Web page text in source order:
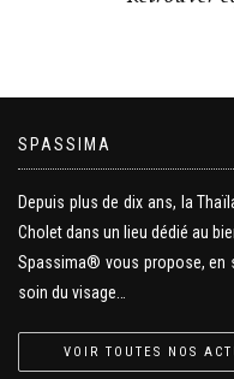
SPASSIMA
Depuis plus de dix ans, la
Cholet dans un lieu dédié au
Spassima® vous propose, en
soin du visage…
VOIR TOUTES NOS